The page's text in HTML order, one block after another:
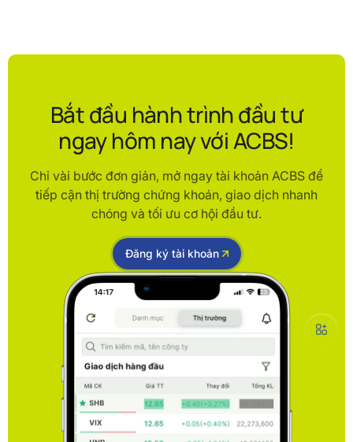
Bắt đầu hành trình đầu tư
ngay hôm nay với ACBS!
Chỉ vài bước đơn giản, mở ngay tài khoản ACBS để
tiếp cận thị trường chứng khoán, giao dịch nhanh
chóng và tối ưu cơ hội đầu tư.
Đăng ký tài khoản